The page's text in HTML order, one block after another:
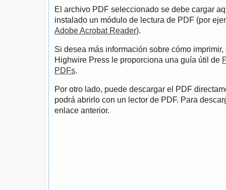
El archivo PDF seleccionado se debe cargar
instalado un módulo de lectura de PDF (por
Adobe Acrobat Reader).
Si desea más información sobre cómo
Highwire Press le proporciona una guía útil de
PDFs.
Por otro lado, puede descargar el PDF
podrá abrirlo con un lector de PDF. Para
enlace anterior.